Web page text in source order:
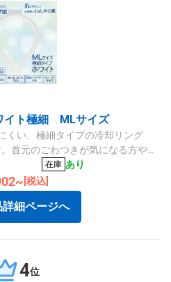
イト極細 MLサイズ
くい、極細タイプの冷却リング
首元のごわつきが気になる方や、
量で長時間着けていても気になり
在庫 あり
[税込]
詳細ページへ
4位